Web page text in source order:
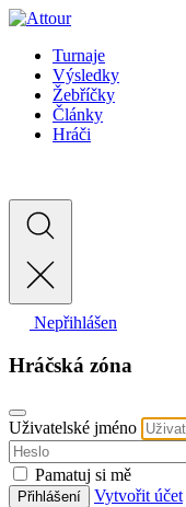
Turnaje
Výsledky
Žebříčky
Články
Hráči
Nepřihlášen
Hráčská zóna
Uživatelské jméno
Pamatuj si mě
Přihlášení Vytvořit účet